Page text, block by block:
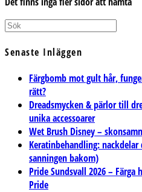
Senaste Inläggen
Färgbomb mot gult hår,
rätt?
Dreadsmycken & pärlor till
unika accessoarer
Wet Brush Disney –
Keratinbehandling:
sanningen bakom)
Pride Sundsvall 2026 – Färga
Pride